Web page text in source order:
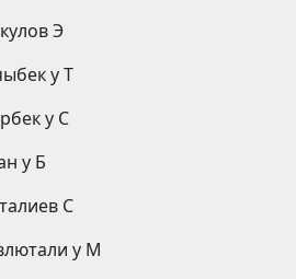
Э
у Т
у С
у Б
С
у М